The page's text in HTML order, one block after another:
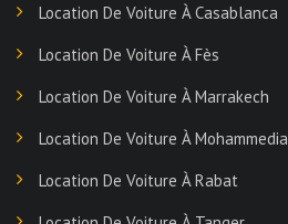
Location De Voiture À Casablanca
Location De Voiture À Fès
Location De Voiture À Marrakech
Location De Voiture À Mohammedia
Location De Voiture À Rabat